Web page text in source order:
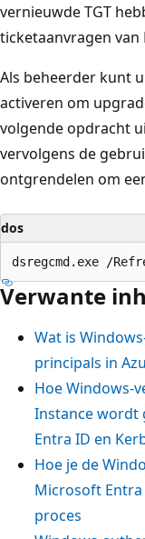
c
r
n
t
a
vernieuwde TGT
ticketaanvragen
Als beheerder kunt
activeren om
volgende opdracht
vervolgens de
ontgrendelen om
dos
Verwante
Wat is
principals in
Hoe Windows-
Instance wordt
Entra ID en
Hoe je de
Microsoft
proces